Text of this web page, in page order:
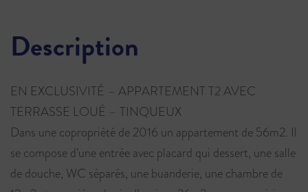
Description
EN EXCLUSIVITÉ – APPARTEMENT T2 AVEC
TERRASSE LOUÉ – TINQUEUX
Dans une copropriété de 2016 un appartement de 56m2. Il
se compose d’une entrée avec placard qui dessert, une salle
de douche, WC séparés, une buanderie, une chambre de